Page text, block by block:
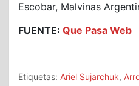
Escobar, Malvinas
FUENTE: Que Pasa Web
Etiquetas: Ariel Sujarchuk,